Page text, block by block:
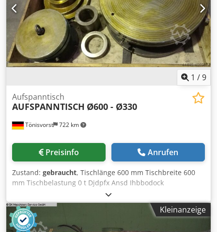
1 /9
Tönisvorst 722 km
Aufspanntisch
AUFSPANNTISCH Ø600 - Ø330
Preisinfo Anrufen
Zustand: gebraucht, Tischlänge 600 mm Tischbreite 600
mm Tischbelastung 0 t Djdpfx Ansd Ihbbodock
Verschiedene Aufspanntische von einer Höfler
Messmaschine!! Einzeln oder im Paket verfügbar.
Kleinanzeige